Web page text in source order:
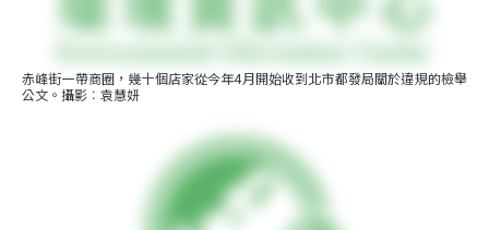
赤峰街一帶商圈，幾十個店家從今年4月開始收到北市都發局關於違規的檢舉
公文。攝影︰袁慧妍